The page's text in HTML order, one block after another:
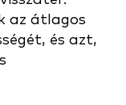
az átlagos
és azt,